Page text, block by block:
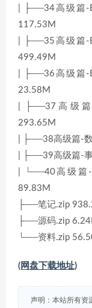
| ├──34高级篇-
117.53M
| ├──35高级篇-
499.49M
| ├──36高级篇-
23.58M
| ├──37高级篇
293.65M
| ├──38高级篇-
| ├──39高级篇-
| └──40高级篇
89.83M
├──笔记.zip
├──源码.zip
└──资料.zip
(网盘下载地址)
声明：本站所有资